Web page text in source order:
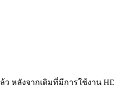
ล้ว หลังจากเดิมที่มีการใช้งาน